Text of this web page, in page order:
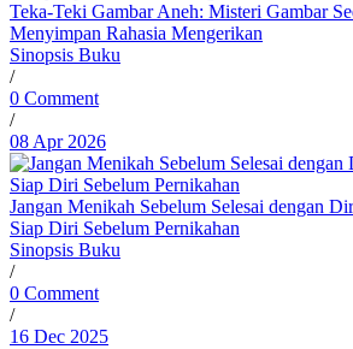
Teka-Teki Gambar Aneh: Misteri Gambar
Menyimpan Rahasia Mengerikan
Sinopsis Buku
/
0 Comment
/
08 Apr 2026
Jangan Menikah Sebelum Selesai dengan
Siap Diri Sebelum Pernikahan
Sinopsis Buku
/
0 Comment
/
16 Dec 2025